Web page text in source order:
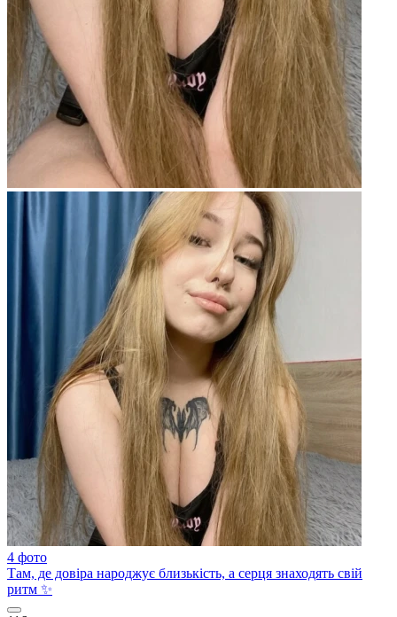
4 фото
Там, де довіра народжує близькість, а серця знаходять свій
ритм ✨